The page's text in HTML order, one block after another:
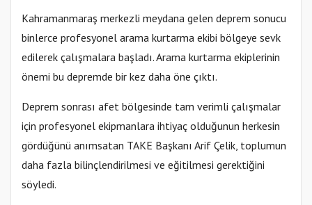
Kahramanmaraş merkezli meydana gelen deprem sonucu
binlerce profesyonel arama kurtarma ekibi bölgeye sevk
edilerek çalışmalara başladı. Arama kurtarma ekiplerinin
önemi bu depremde bir kez daha öne çıktı.
Deprem sonrası afet bölgesinde tam verimli çalışmalar
için profesyonel ekipmanlara ihtiyaç olduğunun herkesin
gördüğünü anımsatan TAKE Başkanı Arif Çelik, toplumun
daha fazla bilinçlendirilmesi ve eğitilmesi gerektiğini
söyledi.